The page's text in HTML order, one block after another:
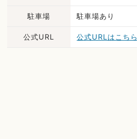
駐車場 駐車場あり
公式URL 公式URLはこちら